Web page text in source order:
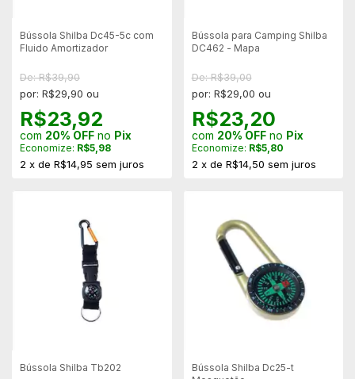
Bússola Shilba Dc45-5c com
Fluido Amortizador
De: R$39,90
por: R$29,90 ou
R$23,92
com 20% OFF no Pix
Economize: R$5,98
2 x de R$14,95 sem juros
Bússola para Camping Shilba
DC462 - Mapa
De: R$39,00
por: R$29,00 ou
R$23,20
com 20% OFFno Pix
Economize: R$5,80
2 x de R$14,50 sem juros
Bússola Shilba Tb202
Bússola Shilba Dc25-t